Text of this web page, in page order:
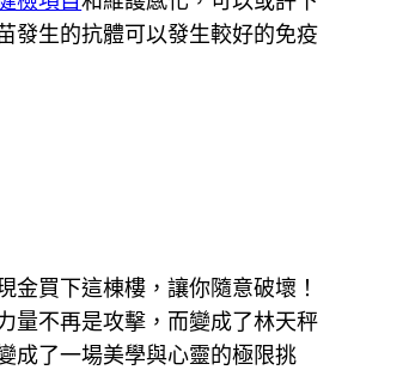
發生的抗體可以發生較好的免疫
金買下這棟樓，讓你隨意破壞！
量不再是攻擊，而變成了林天秤
成了一場美學與心靈的極限挑